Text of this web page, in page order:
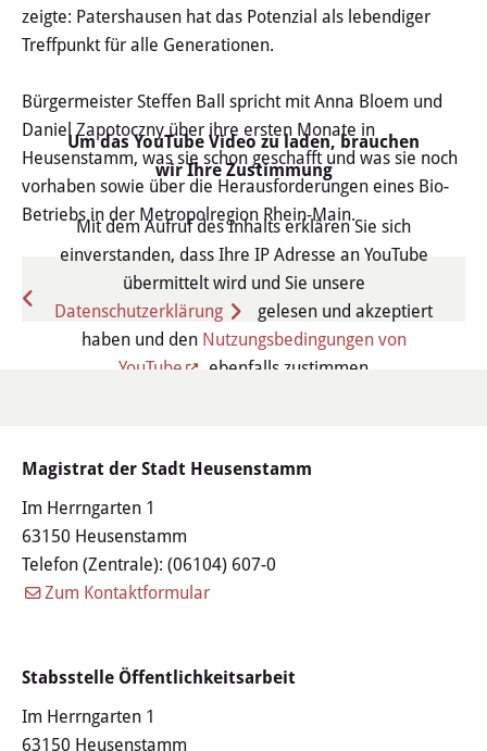
zeigte: Patershausen hat das Potenzial als lebendiger
Treffpunkt für alle Generationen.
Bürgermeister Steffen Ball spricht mit Anna Bloem und
Daniel Zapotoczny über ihre ersten Monate in
Heusenstamm, was sie schon geschafft und was sie noch
vorhaben sowie über die Herausforderungen eines Bio-
Betriebs in der Metropolregion Rhein-Main.
Um das YouTube Video zu laden, brauchen
wir Ihre Zustimmung
Mit dem Aufruf des Inhalts erklären Sie sich
einverstanden, dass Ihre IP Adresse an YouTube
übermittelt wird und Sie unsere
Datenschutzerklärung
gelesen und akzeptiert
haben und den Nutzungsbedingungen von
YouTube
ebenfalls zustimmen
Magistrat der Stadt Heusenstamm
Im Herrngarten 1
63150 Heusenstamm
Telefon (Zentrale): (06104) 607-0
Zum Kontaktformular
Stabsstelle Öffentlichkeitsarbeit
Im Herrngarten 1
63150 Heusenstamm
Stadtplan
Übernachten & Gastronomie
Sehenswürdigkeiten
Stadtführungen
Stadtgeschichte
Hessische Apfelwein- und
Obstwiesenroute
Zahlen, Daten und Fakten
Partnerstädte
Patenschaften